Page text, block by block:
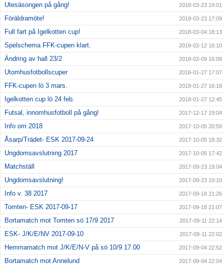
Utesäsongen på gång! 2018-03-23 19:01
Föräldramöte! 2018-03-23 17:09
Full fart på Igelkotten cup! 2018-03-04 18:13
Spelschema FFK-cupen klart. 2018-02-12 16:10
Ändring av hall 23/2 2018-02-09 16:08
Utomhusfotbollscuper 2018-01-27 17:07
FFK-cupen lö 3 mars. 2018-01-27 16:18
Igelkotten cup lö 24 feb. 2018-01-27 12:45
Futsal, innomhusfotboll på gång! 2017-12-17 19:04
Info om 2018 2017-10-05 20:59
Åsarp/Trädet- ESK 2017-09-24 2017-10-05 18:32
Ungdomsavslutning 2017 2017-10-05 17:42
Matchställ 2017-09-23 19:04
Ungdomsavslutning! 2017-09-23 10:10
Info v. 38 2017 2017-09-18 21:26
Tomten- ESK 2017-09-17 2017-09-18 21:07
Bortamatch mot Tomten sö 17/9 2017 2017-09-11 22:14
ESK- J/K/E/NV 2017-09-10 2017-09-11 22:02
Hemmamatch mot J/K/E/N-V på sö 10/9 17.00 2017-09-04 22:52
Bortamatch mot Annelund 2017-09-04 22:04